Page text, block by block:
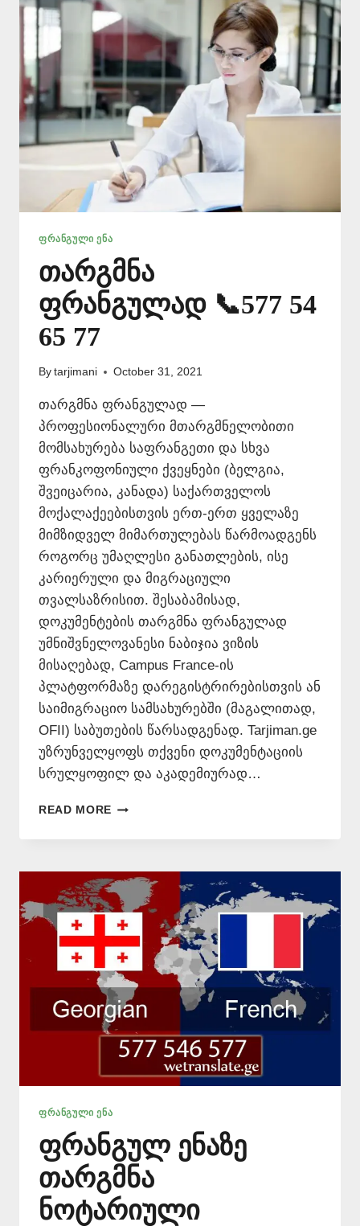
546
577
ᲤᲠᲐᲜᲒᲣᲚᲘ ᲔᲜᲐ
თარგმნა
ფრანგულად 📞577 54
65 77
By tarjimani October 31, 2021
თარგმნა ფრანგულად —
პროფესიონალური მთარგმნელობითი
მომსახურება საფრანგეთი და სხვა
ფრანკოფონიული ქვეყნები (ბელგია,
შვეიცარია, კანადა) საქართველოს
მოქალაქეებისთვის ერთ-ერთ ყველაზე
მიმზიდველ მიმართულებას წარმოადგენს
როგორც უმაღლესი განათლების, ისე
კარიერული და მიგრაციული
თვალსაზრისით. შესაბამისად,
დოკუმენტების თარგმნა ფრანგულად
უმნიშვნელოვანესი ნაბიჯია ვიზის
მისაღებად, Campus France-ის
პლატფორმაზე დარეგისტრირებისთვის ან
საიმიგრაციო სამსახურებში (მაგალითად,
OFII) საბუთების წარსადგენად. Tarjiman.ge
უზრუნველყოფს თქვენი დოკუმენტაციის
სრულყოფილ და აკადემიურად…
READ MORE ᲗᲐᲠᲒᲛᲜᲐ
📞
54
65
77
ᲤᲠᲐᲜᲒᲣᲚᲘ ᲔᲜᲐ
ფრანგულ ენაზე
თარგმნა
ნოტარიული